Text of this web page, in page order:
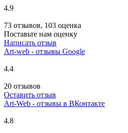
4.9
73 отзывов, 103 оценка
Поставьте нам оценку
Написать отзыв
Art-web - отзывы Google
4.4
20 отзывов
Оставить отзыв
Art-Web - отзывы в ВКонтакте
4.8